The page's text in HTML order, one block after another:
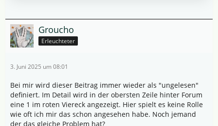
Groucho
Erleuchteter
3. Juni 2025 um 08:01
Bei mir wird dieser Beitrag immer wieder als "ungelesen"
definiert. Im Detail wird in der obersten Zeile hinter Forum
eine 1 im roten Viereck angezeigt. Hier spielt es keine Rolle
wie oft ich mir das schon angesehen habe. Noch jemand
der das gleiche Problem hat?